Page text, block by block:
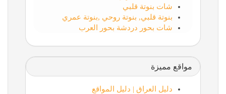
شات بنوتة قلبي
بنوتة قلبي, بنوتة روحي ,بنوتة عمري
شات بحور دردشة بحور العرب
مواقع مميزة
دليل العراق | دليل المواقع